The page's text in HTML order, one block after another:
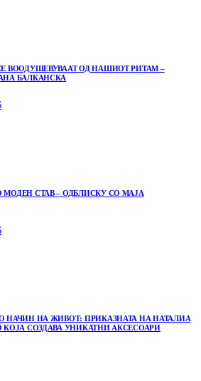
ВООДУШЕВУВААТ ОД НАШИОТ РИТАМ –
БАЛКАНСКА
СТАВ – ОДБЛИСКУ СО МАЈА
НАЧИН НА ЖИВОТ: ПРИКАЗНАТА НА НАТАЛИА
КОЈА СОЗДАВА УНИКАТНИ АКСЕСОАРИ